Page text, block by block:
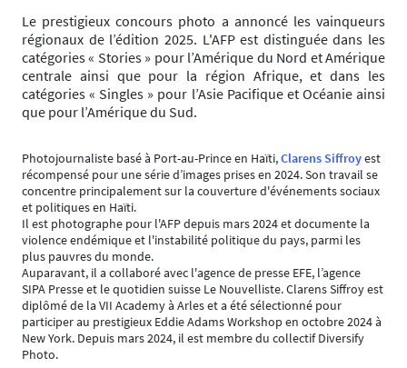
Le prestigieux concours photo a annoncé les vainqueurs
régionaux de l’édition 2025. L'AFP est distinguée dans les
catégories « Stories » pour l’Amérique du Nord et Amérique
centrale ainsi que pour la région Afrique, et dans les
catégories « Singles » pour l’Asie Pacifique et Océanie ainsi
que pour l’Amérique du Sud.
Photojournaliste basé à Port-au-Prince en Haïti,Clarens Siffroyest
récompensé pour une série d’images prises en 2024. Son travail se
concentre principalement sur la couverture d'événements sociaux
et politiques en Haïti.
Il est photographe pour l'AFP depuis mars 2024 et documente la
violence endémique et l'instabilité politique du pays, parmi les
plus pauvres du monde.
Auparavant, il a collaboré avec l'agence de presse EFE, l’agence
SIPA Presse et le quotidien suisse Le Nouvelliste. Clarens Siffroy est
diplômé de la VII Academy à Arles et a été sélectionné pour
participer au prestigieux Eddie Adams Workshop en octobre 2024 à
New York. Depuis mars 2024, il est membre du collectif Diversify
Photo.